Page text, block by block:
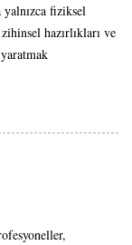
fiziksel
hazırlıkları ve